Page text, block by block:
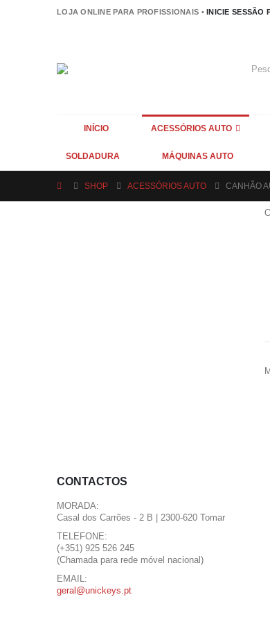
LOJA ONLINE PARA PROFISSIONAIS •INICIE SESSÃO
INÍCIO ACESSÓRIOS AUTO
SOLDADURA MÁQUINAS AUTO
SHOP ACESSÓRIOS AUTO CANHÃO
CONTACTOS
MORADA:
Casal dos Carrões - 2 B | 2300-620 Tomar
TELEFONE:
(+351) 925 526 245
(Chamada para rede móvel nacional)
EMAIL:
geral@unickeys.pt